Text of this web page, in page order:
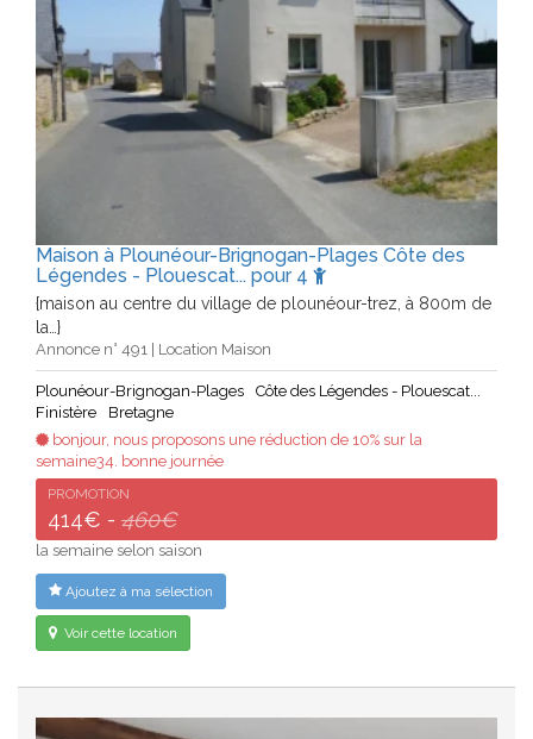
Maison à Plounéour-Brignogan-Plages Côte des
Légendes - Plouescat... pour 4
{maison au centre du village de plounéour-trez, à 800m de
la…}
Annonce n° 491 | Location Maison
Plounéour-Brignogan-Plages
Côte des Légendes - Plouescat...
Finistère
Bretagne
bonjour, nous proposons une réduction de 10% sur la
semaine34. bonne journée
PROMOTION
414€ - 460€
la semaine selon saison
Ajoutez à ma sélection
Voir cette location